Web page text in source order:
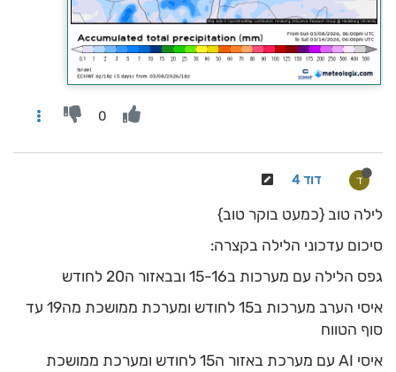
0
ד דוד 4
לילה טוב {כמעט בוקר טוב}
סיכום עדכוני הלילה בקצרה:
גפס הלילה עם מערכות ב15-16 ובבאזור ה20 לחודש
איסי הערב מערכות ב15 לחודש ומערכת ממושכת מה19 עד
סוף הטווח
איסי AI עם מערכת באזור ה15 לחודש ומערכת ממושכת